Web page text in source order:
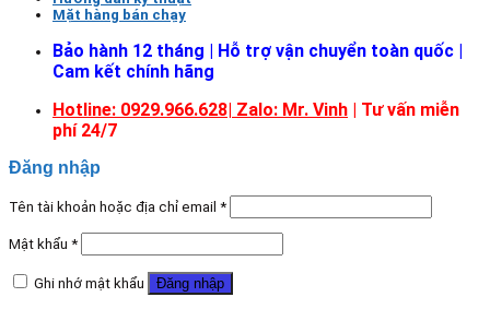
Mặt hàng bán chạy
Bảo hành 12 tháng | Hỗ trợ vận chuyển toàn quốc |
Cam kết chính hãng
Hotline: 0929.966.628| Zalo: Mr. Vinh | Tư vấn miễn
phí 24/7
Đăng nhập
Tên tài khoản hoặc địa chỉ email *
Mật khẩu *
Ghi nhớ mật khẩu Đăng nhập